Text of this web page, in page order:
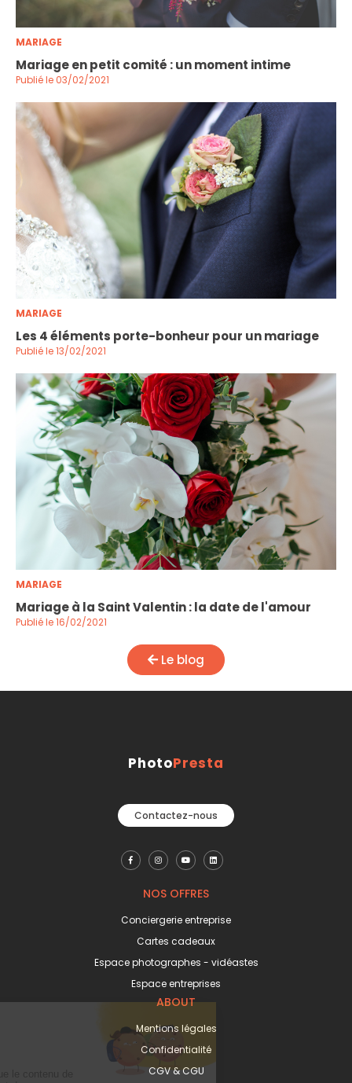
MARIAGE
Mariage en petit comité : un moment intime
Publié le 03/02/2021
MARIAGE
Les 4 éléments porte-bonheur pour un mariage
Publié le 13/02/2021
MARIAGE
Mariage à la Saint Valentin : la date de l'amour
Publié le 16/02/2021
Le blog
PhotoPresta
Contactez-nous
NOS OFFRES
Conciergerie entreprise
Cartes cadeaux
Espace photographes - vidéastes
Espace entreprises
ABOUT
Mentions légales
Confidentialité
CGV & CGU